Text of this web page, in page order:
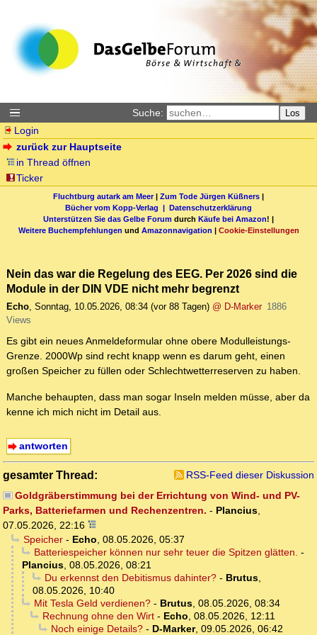
Suche: Los
Login
zurück zur Hauptseite
in Thread öffnen
Ticker
Fluchtburg autark am Meer| Zum Tode Jürgen Küßners |
Bücher vom Kopp-Verlag | Datenschutzerklärung
Unterstützen Sie das Gelbe Forum durch Käufe bei Amazon! |
Weitere Buchempfehlungen und Amazonnavigation | Cookie-Einstellungen
Nein das war die Regelung des EEG. Per 2026 sind die
Module in der DIN VDE nicht mehr begrenzt
Echo, Sonntag, 10.05.2026, 08:34 (vor 88 Tagen) @ D-Marker 1886
Views
Es gibt ein neues Anmeldeformular ohne obere Modulleistungs-
Grenze. 2000Wp sind recht knapp wenn es darum geht, einen
großen Speicher zu füllen oder Schlechtwetterreserven zu haben.
Manche behaupten, dass man sogar Inseln melden müsse, aber da
kenne ich mich nicht im Detail aus.
antworten
gesamter Thread:
RSS-Feed dieser Diskussion
Goldgräberstimmung bei der Errichtung von Wind- und PV-
Parks, Batteriefarmen und Rechenzentren. - Plancius,
07.05.2026, 22:16
Speicher- Echo, 08.05.2026, 05:37
Batteriespeicher können nur sehr teuer die Spitzen glätten. -
Plancius, 08.05.2026, 08:21
Du erkennst den Debitismus dahinter?- Brutus,
08.05.2026, 10:40
Mit Tesla Geld verdienen?- Brutus, 08.05.2026, 08:34
Rechnung ohne den Wirt- Echo, 08.05.2026, 12:11
Noch einige Details?- D-Marker, 09.05.2026, 06:42